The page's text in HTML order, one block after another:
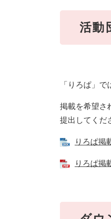
活動
「りろぱ」
掲載を希望さ
提出してくだ
りろぱ掲
りろぱ掲